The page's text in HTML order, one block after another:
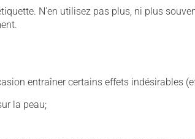
N'en utilisez pas plus, ni plus
entraîner certains effets indésirables
la peau;